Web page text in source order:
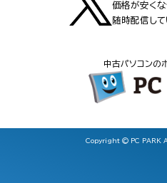
価格が安く
随時配信して
中古パソコンの
Copyright © PC PARK